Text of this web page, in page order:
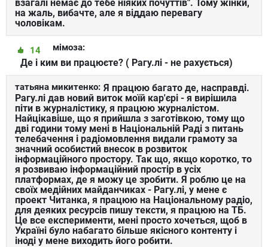
взагалі немає до тебе ніяких почуттів". Тому жінки,
на жаль, вибачте, але я віддаю перевагу
чоловікам.
мімоза:
14
Де і ким ви працюєте? ( Рагу.лі - не рахується)
татьяна микитенко: Я працюю багато де, насправді.
Рагу.лі дав новий виток моїй кар'єрі - я вирішила
піти в журналістику, я працюю журналістом.
Найцікавіше, що я прийшла з заготівкою, тому що
дві години тому мені в Національній Раді з питань
телебачення і радіомовлення видали грамоту за
значний особистий внесок в розвиток
інформаційного простору. Так що, якщо коротко, то
я розвиваю інформаційний простір в усіх
платформах, де я можу це зробити. Я роблю це на
своїх медійних майданчиках - Рагу.лі, у мене є
проект Читанка, я працюю на Національному радіо,
для деяких ресурсів пишу тексти, я працюю на ТБ.
Це все експерименти, мені просто хочеться, щоб в
Україні було набагато більше якісного контенту і
іноді у мене виходить його робити.